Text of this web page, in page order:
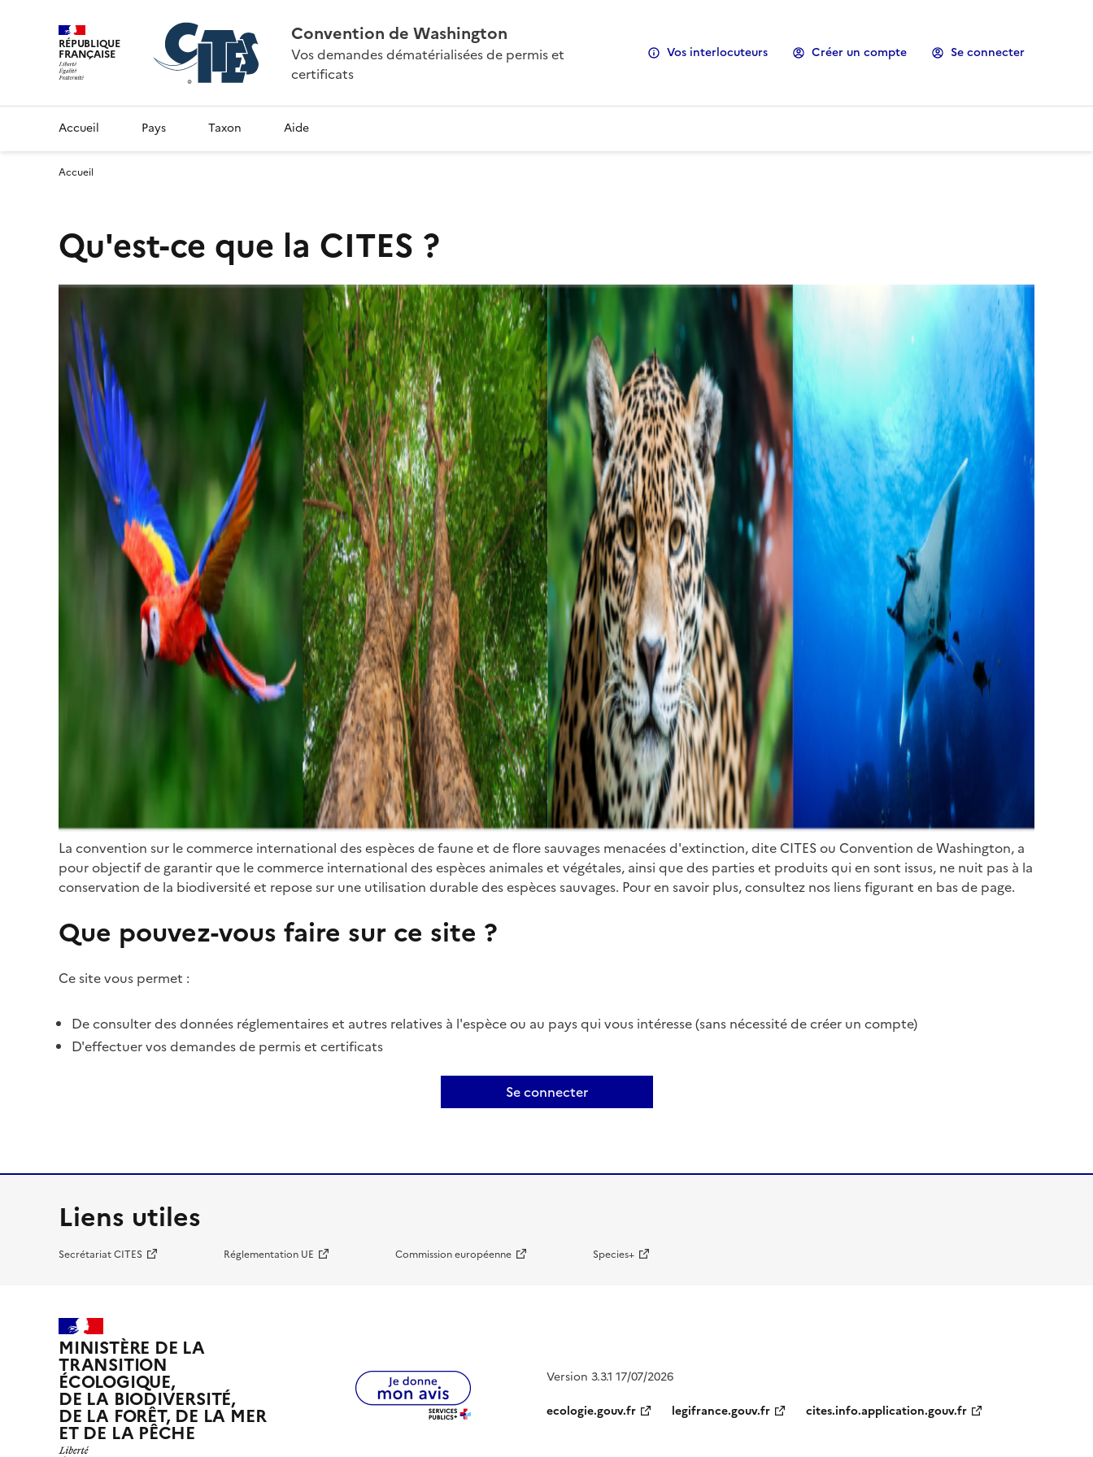
RÉPUBLIQUE
FRANÇAISE
Convention de Washington
Vos demandes dématérialisées de permis et
certificats
Vos interlocuteurs Créer un compte Se connecter
Accueil Pays Taxon Aide
Accueil
Qu'est-ce que la CITES ?
La convention sur le commerce international des espèces de faune et de flore sauvages menacées d'extinction, dite CITES ou Convention de Washington, a
pour objectif de garantir que le commerce international des espèces animales et végétales, ainsi que des parties et produits qui en sont issus, ne nuit pas à la
conservation de la biodiversité et repose sur une utilisation durable des espèces sauvages. Pour en savoir plus, consultez nos liens figurant en bas de page.
Que pouvez-vous faire sur ce site ?
Ce site vous permet :
De consulter des données réglementaires et autres relatives à l'espèce ou au pays qui vous intéresse (sans nécessité de créer un compte)
D'effectuer vos demandes de permis et certificats
Se connecter
Liens utiles
Secrétariat CITES Réglementation UE Commission européenne Species+
MINISTÈRE DE LA
TRANSITION
ÉCOLOGIQUE,
DE LA BIODIVERSITÉ,
DE LA FORÊT, DE LA MER
ET DE LA PÊCHE
Version 3.3.1 17/07/2026
ecologie.gouv.fr
legifrance.gouv.fr cites.info.application.gouv.fr